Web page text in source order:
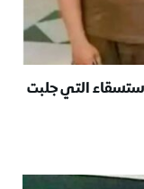
التي جلبت